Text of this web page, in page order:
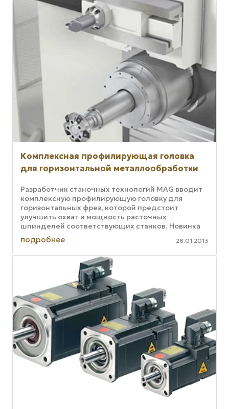
Комплексная профилирующая головка
для горизонтальной металлообработки
Разработчик станочных технологий MAG вводит
комплексную профилирующую головку для
горизонтальных фрез, которой предстоит
улучшить охват и мощность расточных
шпинделей соответствующих станков. Новинка
сконструирована для таких станков MAG, как ...
подробнее 28.01.2013